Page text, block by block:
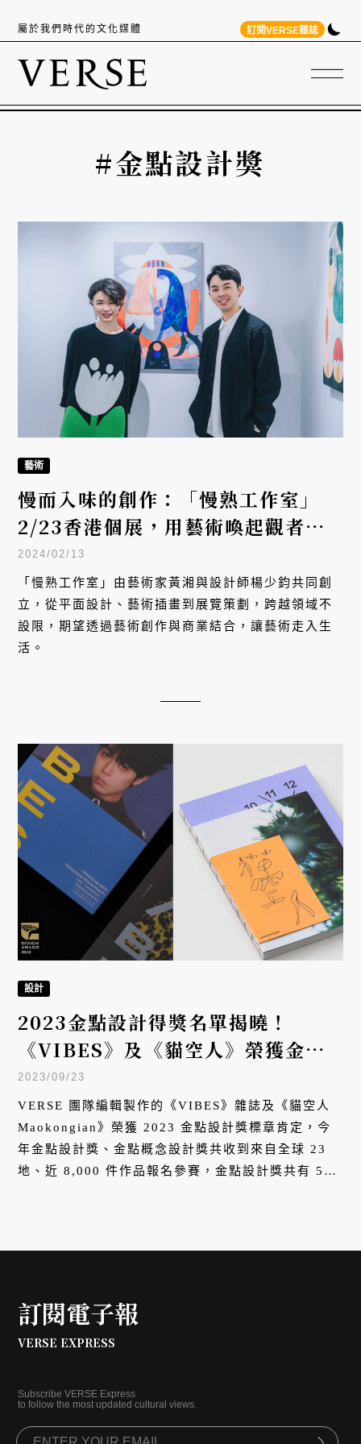
屬於我們時代的文化媒體 訂閱VERSE雜誌
#金點設計獎
藝術
慢而入味的創作：「慢熟工作室」
2/23香港個展，用藝術喚起觀者心
底炙熱
2024/02/13
「慢熟工作室」由藝術家黃湘與設計師楊少鈞共同創
立，從平面設計、藝術插畫到展覽策劃，跨越領域不
設限，期望透過藝術創作與商業結合，讓藝術走入生
活。
設計
2023金點設計得獎名單揭曉！
《VIBES》及《貓空人》榮獲金點
設計獎標章
2023/09/23
VERSE 團隊編輯製作的《VIBES》雜誌及《貓空人
Maokongian》榮獲 2023 金點設計獎標章肯定，今
年金點設計獎、金點概念設計獎共收到來自全球 23
地、近 8,000 件作品報名參賽，金點設計獎共有 552
訂閱電子報
VERSE EXPRESS
Subscribe VERSE Express
to follow the most updated cultural views.